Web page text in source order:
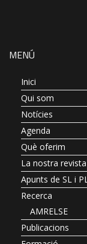
MENÚ
Inici
Qui som
Notícies
Agenda
Què oferim
La nostra revista
Apunts de SL i
Recerca
AMRELSE
Publicacions